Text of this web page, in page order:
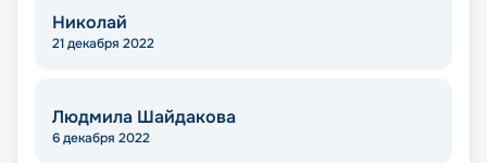
Николай
21 декабря 2022
Людмила Шайдакова
6 декабря 2022